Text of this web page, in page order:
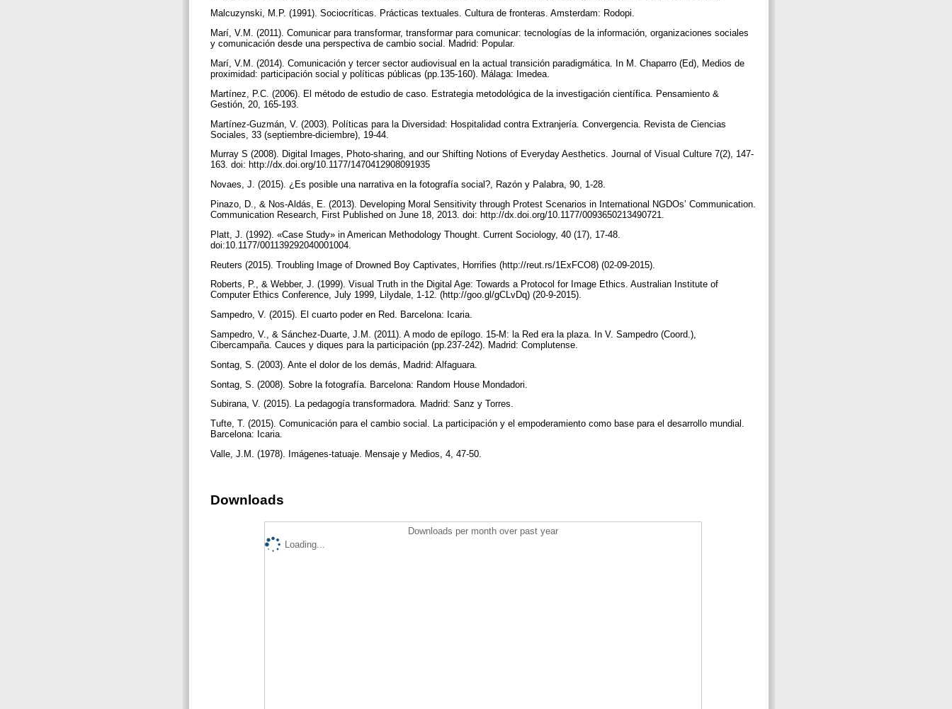
Malcuzynski, M.P. (1991). Sociocríticas. Prácticas textuales. Cultura de fronteras. Amsterdam: Rodopi.
Marí, V.M. (2011). Comunicar para transformar, transformar para comunicar: tecnologías de la información, organizaciones sociales
y comunicación desde una perspectiva de cambio social. Madrid: Popular.
Marí, V.M. (2014). Comunicación y tercer sector audiovisual en la actual transición paradigmática. In M. Chaparro (Ed), Medios de
proximidad: participación social y políticas públicas (pp.135-160). Málaga: Imedea.
Martínez, P.C. (2006). El método de estudio de caso. Estrategia metodológica de la investigación científica. Pensamiento &
Gestión, 20, 165-193.
Martínez-Guzmán, V. (2003). Políticas para la Diversidad: Hospitalidad contra Extranjería. Convergencia. Revista de Ciencias
Sociales, 33 (septiembre-diciembre), 19-44.
Murray S (2008). Digital Images, Photo-sharing, and our Shifting Notions of Everyday Aesthetics. Journal of Visual Culture 7(2), 147-
163. doi: http://dx.doi.org/10.1177/1470412908091935
Novaes, J. (2015). ¿Es posible una narrativa en la fotografía social?, Razón y Palabra, 90, 1-28.
Pinazo, D., & Nos-Aldás, E. (2013). Developing Moral Sensitivity through Protest Scenarios in International NGDOs’ Communication.
Communication Research, First Published on June 18, 2013. doi: http://dx.doi.org/10.1177/0093650213490721.
Platt, J. (1992). «Case Study» in American Methodology Thought. Current Sociology, 40 (17), 17-48.
doi:10.1177/001139292040001004.
Reuters (2015). Troubling Image of Drowned Boy Captivates, Horrifies (http://reut.rs/1ExFCO8) (02-09-2015).
Roberts, P., & Webber, J. (1999). Visual Truth in the Digital Age: Towards a Protocol for Image Ethics. Australian Institute of
Computer Ethics Conference, July 1999, Lilydale, 1-12. (http://goo.gl/gCLvDq) (20-9-2015).
Sampedro, V. (2015). El cuarto poder en Red. Barcelona: Icaria.
Sampedro, V., & Sánchez-Duarte, J.M. (2011). A modo de epílogo. 15-M: la Red era la plaza. In V. Sampedro (Coord.),
Cibercampaña. Cauces y diques para la participación (pp.237-242). Madrid: Complutense.
Sontag, S. (2003). Ante el dolor de los demás, Madrid: Alfaguara.
Sontag, S. (2008). Sobre la fotografía. Barcelona: Random House Mondadori.
Subirana, V. (2015). La pedagogía transformadora. Madrid: Sanz y Torres.
Tufte, T. (2015). Comunicación para el cambio social. La participación y el empoderamiento como base para el desarrollo mundial.
Barcelona: Icaria.
Valle, J.M. (1978). Imágenes-tatuaje. Mensaje y Medios, 4, 47-50.
Downloads
Downloads per month over past year
Loading...